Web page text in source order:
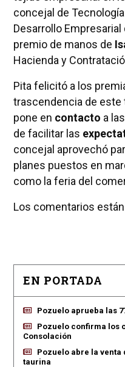
concejal de
Desarrollo Empresarial
premio de manos de
Hacienda y
Pita felicitó a los
trascendencia de este
pone en contacto a
de facilitar las
concejal aprovechó
planes puestos en
como la feria del
Los comentarios
EN PORTADA
Pozuelo aprueba las
Pozuelo confirma los
Consolación
Pozuelo abre la venta
taurina